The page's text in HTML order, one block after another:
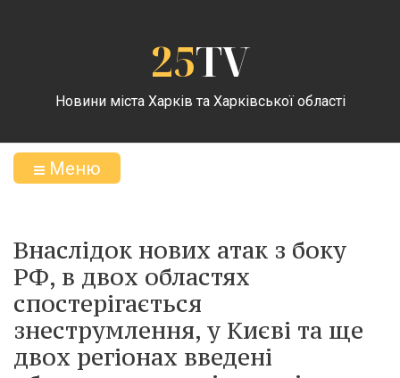
25TV
Новини міста Харків та Харківської області
Меню
Внаслідок нових атак з боку
РФ, в двох областях
спостерігається
знеструмлення, у Києві та ще
двох регіонах введені